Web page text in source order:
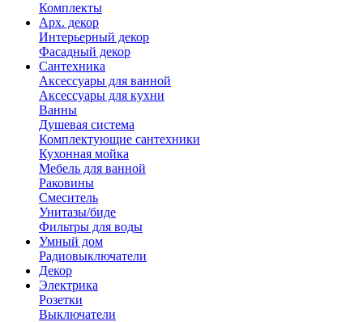
Комплекты
Арх. декор
Интерьерный декор
Фасадный декор
Сантехника
Аксессуары для ванной
Аксессуары для кухни
Ванны
Душевая система
Комплектующие сантехники
Кухонная мойка
Мебель для ванной
Раковины
Смеситель
Унитазы/биде
Фильтры для воды
Умный дом
Радиовыключатели
Декор
Электрика
Розетки
Выключатели